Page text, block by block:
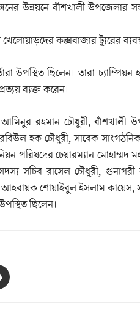
উন্নয়নে বাঁশখালী উপজেলার
কক্সবাজার ট্যুরের
উপস্থিত ছিলেন। তারা
ব্যক্ত করেন।
আমিনুর রহমান চৌধুরী, বাঁশখালী
হক চৌধুরী, সাবেক
পরিষদের চেয়ারম্যান
রাসেল চৌধুরী, গুনাগরী
শোয়াইবুল ইসলাম কায়েস,
ছিলেন।